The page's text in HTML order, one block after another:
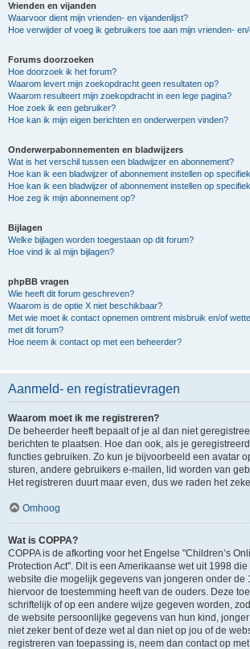
Vrienden en vijanden
Waarvoor dient mijn vrienden- en vijandenlijst?
Hoe verwijder of voeg ik gebruikers toe aan mijn vrienden-
Forums doorzoeken
Hoe doorzoek ik het forum?
Waarom levert mijn zoekopdracht geen resultaten op?
Waarom resulteert mijn zoekopdracht in een lege pagina?
Hoe zoek ik een gebruiker?
Hoe kan ik mijn eigen berichten en onderwerpen vinden?
Onderwerpabonnementen en bladwijzers
Wat is het verschil tussen een bladwijzer en abonnement?
Hoe kan ik een bladwijzer of abonnement instellen op
Hoe kan ik een bladwijzer of abonnement instellen op
Hoe zeg ik mijn abonnement op?
Bijlagen
Welke bijlagen worden toegestaan op dit forum?
Hoe vind ik al mijn bijlagen?
phpBB vragen
Wie heeft dit forum geschreven?
Waarom is de optie X niet beschikbaar?
Met wie moet ik contact opnemen omtrent misbruik en/of
met dit forum?
Hoe neem ik contact op met een beheerder?
Aanmeld- en registratievragen
Waarom moet ik me registreren?
De beheerder heeft bepaalt of je al dan niet
berichten te plaatsen. Hoe dan ook, als je
functies gebruiken. Zo kun je bijvoorbeeld een avatar
sturen, andere gebruikers e-mailen, lid worden van
Het registreren duurt maar even, dus we raden het
Omhoog
Wat is COPPA?
COPPA is de afkorting voor het Engelse "Children’s
Protection Act". Dit is een Amerikaanse wet uit 1998
website die mogelijk gegevens van jongeren onder de
hiervoor de toestemming heeft van de ouders. Deze
schriftelijk of op een andere wijze gegeven worden,
de website persoonlijke gegevens van hun kind,
niet zeker bent of deze wet al dan niet op jou of de
registreren van toepassing is, neem dan contact op